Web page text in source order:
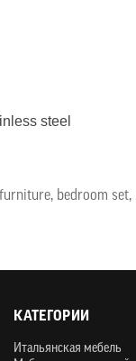
steel
, bedroom set,
КАТЕГОРИИ
Итальянская мебель